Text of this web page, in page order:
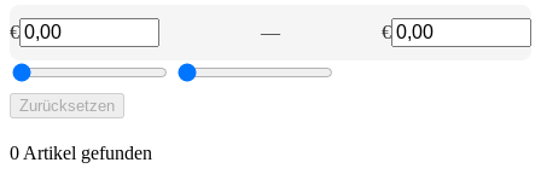
€ — €
Zurücksetzen
0 Artikel gefunden